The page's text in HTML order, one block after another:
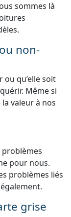
sommes là
non-
qu’elle soit
Même si
valeur à nos
problèmes
pour nous.
problèmes liés
grise